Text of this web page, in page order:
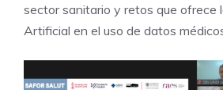
sector sanitario y retos que ofrece
Artificial en el uso de datos